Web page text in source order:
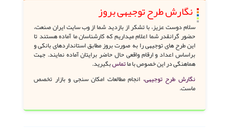
نگارش طرح توجیهی بروز
سلام دوست عزیز، با تشکر از بازدید شما از وب سایت ایران صنعت،
حضور گرانقدر شما اعلام میداریم که کارشناسان ما آماده هستند تا
این طرح های توجیهی را به صورت بروز مطابق استانداردهای بانکی و
براساس اعداد و ارقام واقعی حال حاضر برایتان آماده نمایند. جهت
هماهنگی در این خصوص با ماتماسبگیرید.
نگارش طرح توجیهی، انجام مطالعات امکان سنجی و بازار تخصص
ماست.